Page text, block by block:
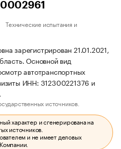
Технические испытания и
зарегистрирован 21.01.2021,
Основной вид
автотранспортных
ИНН: 312300221376 и
источников.
характер и сгенерирована на
источников.
и не имеет деловых